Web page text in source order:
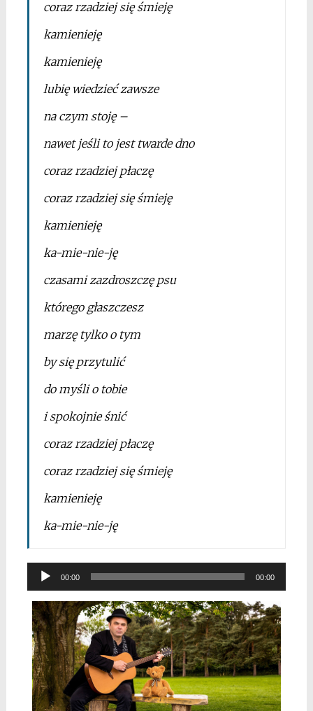
coraz rzadziej się śmieję
kamienieję
kamienieję
lubię wiedzieć zawsze
na czym stoję –
nawet jeśli to jest twarde dno
coraz rzadziej płaczę
coraz rzadziej się śmieję
kamienieję
ka-mie-nie-ję
czasami zazdroszczę psu
którego głaszczesz
marzę tylko o tym
by się przytulić
do myśli o tobie
i spokojnie śnić
coraz rzadziej płaczę
coraz rzadziej się śmieję
kamienieję
ka-mie-nie-ję
Odtwarzacz
plików
dźwiękowych
00:00 00:00